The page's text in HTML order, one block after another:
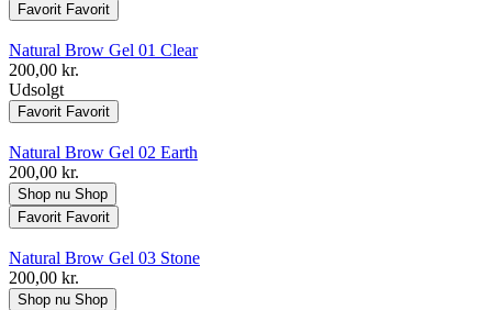
Favorit Favorit
Natural Brow Gel 01 Clear
200,00 kr.
Udsolgt
Favorit Favorit
Natural Brow Gel 02 Earth
200,00 kr.
Shop nu Shop
Favorit Favorit
Natural Brow Gel 03 Stone
200,00 kr.
Shop nu Shop